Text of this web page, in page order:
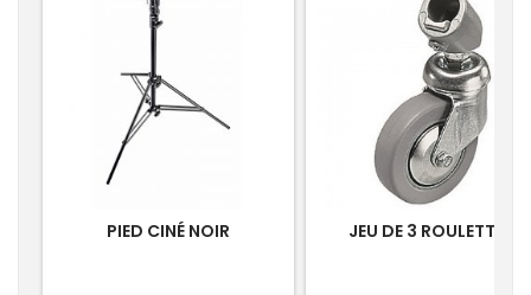
PIED CINÉ NOIR JEU DE 3 ROULETTES